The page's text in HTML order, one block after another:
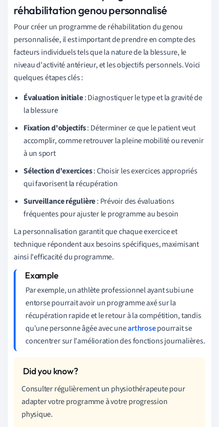
réhabilitation genou personnalisé
Pour créer un programme de réhabilitation du genou
personnalisée, il est important de prendre en compte des
facteurs individuels tels que la nature de la blessure, le
niveau d'activité antérieur, et les objectifs personnels. Voici
quelques étapes clés :
Évaluation initiale: Diagnostiquer le type et la gravité de
la blessure
Fixation d'objectifs: Déterminer ce que le patient veut
accomplir, comme retrouver la pleine mobilité ou revenir
à un sport
Sélection d'exercices: Choisir les exercices appropriés
qui favorisent la récupération
Surveillance régulière: Prévoir des évaluations
fréquentes pour ajuster le programme au besoin
La personnalisation garantit que chaque exercice et
technique répondent aux besoins spécifiques, maximisant
ainsi l'efficacité du programme.
Par exemple, un athlète professionnel ayant subi une
entorse pourrait avoir un programme axé sur la
récupération rapide et le retour à la compétition, tandis
qu'une personne âgée avec unearthrosepourrait se
concentrer sur l'amélioration des fonctions journalières.
Consulter régulièrement un physiothérapeute pour
adapter votre programme à votre progression
physique.